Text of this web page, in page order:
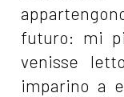
futuro: mi
venisse
imparino a